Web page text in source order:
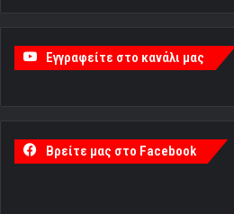
Εγγραφείτε στο κανάλι μας
Βρείτε μας στο Facebook